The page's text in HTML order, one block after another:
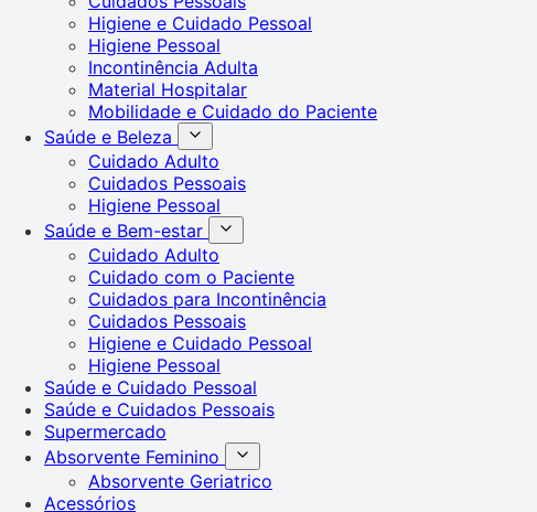
Higiene e Cuidado Pessoal
Higiene Pessoal
Incontinência Adulta
Material Hospitalar
Mobilidade e Cuidado do Paciente
Saúde e Beleza
Cuidado Adulto
Cuidados Pessoais
Higiene Pessoal
Saúde e Bem-estar
Cuidado Adulto
Cuidado com o Paciente
Cuidados para Incontinência
Cuidados Pessoais
Higiene e Cuidado Pessoal
Higiene Pessoal
Saúde e Cuidado Pessoal
Saúde e Cuidados Pessoais
Supermercado
Absorvente Feminino
Absorvente Geriatrico
Acessórios